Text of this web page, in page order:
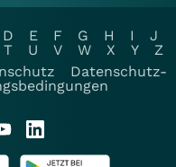
D E F G H I
J
T U V W X Y
Z
Datenschutz-